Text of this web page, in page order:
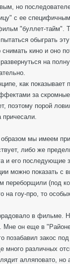
но
с ее
"буллет-тайм".
обыграть
снимать кино и оно
на
как
за
поэтому порой
причесали.
мы имеем
либо же
и его последующие
можно показать с
переборщили (под
на гоу-про, то
в фильме.
Мне он еще в
позабавил закос
много различных
алляповато,